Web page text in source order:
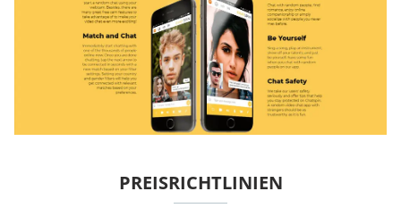
PREISRICHTLINIEN